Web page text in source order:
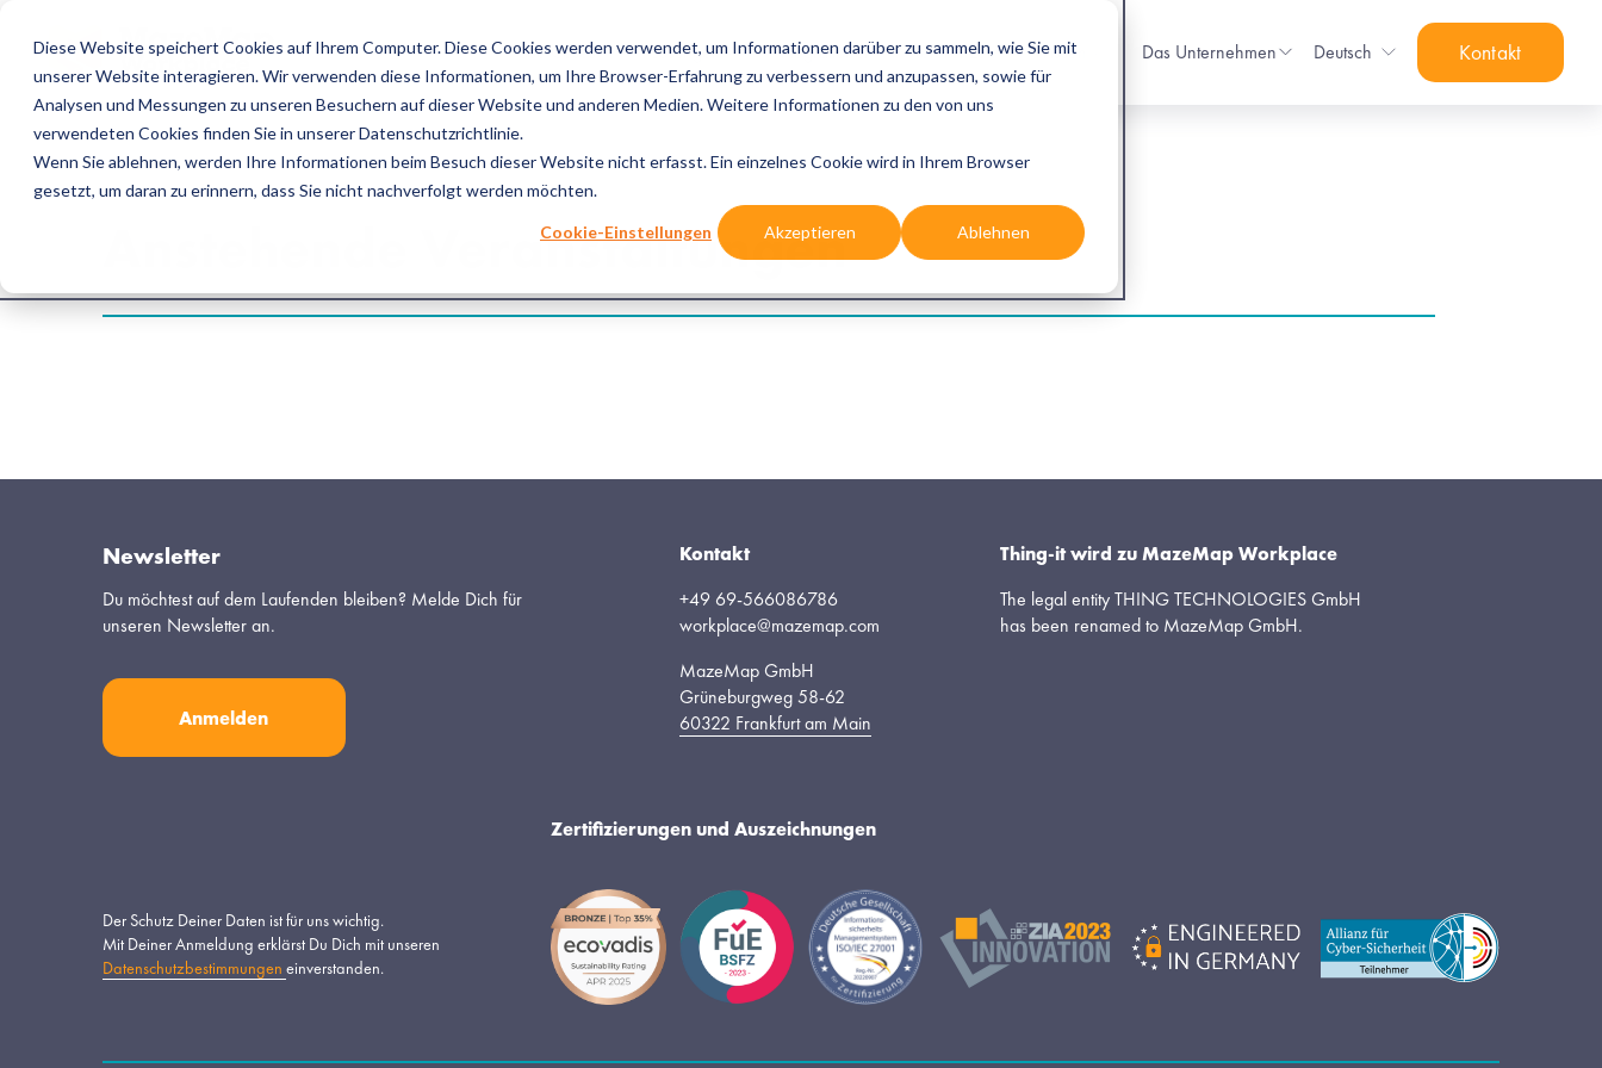
Diese Website speichert Cookies auf Ihrem Computer. Diese Cookies werden verwendet, um Informationen darüber zu sammeln, wie Sie mit
unserer Website interagieren. Wir verwenden diese Informationen, um Ihre Browser-Erfahrung zu verbessern und anzupassen, sowie für
Analysen und Messungen zu unseren Besuchern auf dieser Website und anderen Medien. Weitere Informationen zu den von uns
verwendeten Cookies finden Sie in unserer Datenschutzrichtlinie.
Wenn Sie ablehnen, werden Ihre Informationen beim Besuch dieser Website nicht erfasst. Ein einzelnes Cookie wird in Ihrem Browser
gesetzt, um daran zu erinnern, dass Sie nicht nachverfolgt werden möchten.
Cookie-Einstellungen Akzeptieren Ablehnen
Use Cases Lösungen Integrationen Referenzen Wissen Das Unternehmen Deutsch Kontakt
Anstehende Veranstaltungen
Newsletter
Du möchtest auf dem Laufenden bleiben? Melde Dich für
unseren Newsletter an.
Anmelden
Der Schutz Deiner Daten ist für uns wichtig.
Mit Deiner Anmeldung erklärst Du Dich mit unseren
Datenschutzbestimmungen einverstanden.
Kontakt
+49 69-566086786
workplace@mazemap.com
MazeMap GmbH
Grüneburgweg 58-62
60322 Frankfurt am Main
Thing-it wird zu MazeMap Workplace
The legal entity THING TECHNOLOGIES GmbH
has been renamed to MazeMap GmbH.
Zertifizierungen und Auszeichnungen